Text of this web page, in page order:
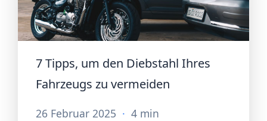
7 Tipps, um den Diebstahl Ihres
Fahrzeugs zu vermeiden
26 Februar 2025 · 4 min